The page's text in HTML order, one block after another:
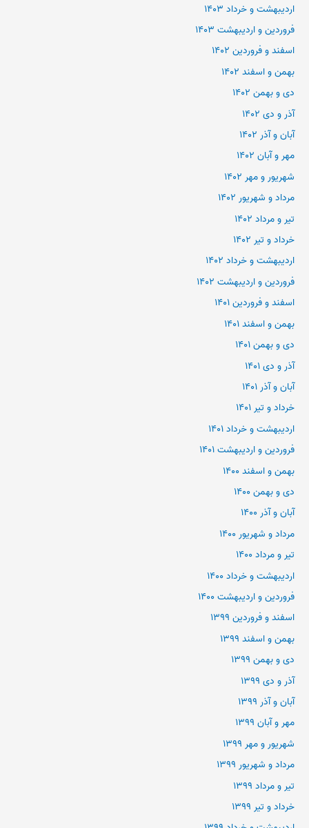
اردیبهشت و خرداد ۱۴۰۳
فروردین و اردیبهشت ۱۴۰۳
اسفند و فروردین ۱۴۰۲
بهمن و اسفند ۱۴۰۲
دی و بهمن ۱۴۰۲
آذر و دی ۱۴۰۲
آبان و آذر ۱۴۰۲
مهر و آبان ۱۴۰۲
شهریور و مهر ۱۴۰۲
مرداد و شهریور ۱۴۰۲
تیر و مرداد ۱۴۰۲
خرداد و تیر ۱۴۰۲
اردیبهشت و خرداد ۱۴۰۲
فروردین و اردیبهشت ۱۴۰۲
اسفند و فروردین ۱۴۰۱
بهمن و اسفند ۱۴۰۱
دی و بهمن ۱۴۰۱
آذر و دی ۱۴۰۱
آبان و آذر ۱۴۰۱
خرداد و تیر ۱۴۰۱
اردیبهشت و خرداد ۱۴۰۱
فروردین و اردیبهشت ۱۴۰۱
بهمن و اسفند ۱۴۰۰
دی و بهمن ۱۴۰۰
آبان و آذر ۱۴۰۰
مرداد و شهریور ۱۴۰۰
تیر و مرداد ۱۴۰۰
اردیبهشت و خرداد ۱۴۰۰
فروردین و اردیبهشت ۱۴۰۰
اسفند و فروردین ۱۳۹۹
بهمن و اسفند ۱۳۹۹
دی و بهمن ۱۳۹۹
آذر و دی ۱۳۹۹
آبان و آذر ۱۳۹۹
مهر و آبان ۱۳۹۹
شهریور و مهر ۱۳۹۹
مرداد و شهریور ۱۳۹۹
تیر و مرداد ۱۳۹۹
خرداد و تیر ۱۳۹۹